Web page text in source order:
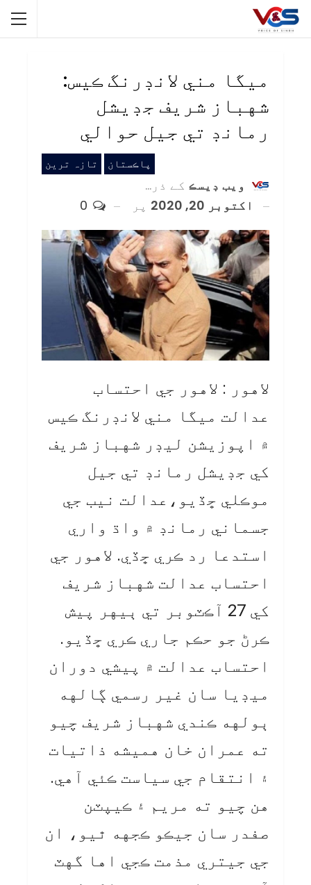
ميگا مني لانڊرنگ ڪيس:
شهباز شريف جڊيشل
رمانڊ تي جيل حوالي
پاڪستان تازہ ترین
ويب ڊيسڪ کے ذریعہ
اکتوبر 20, 2020
پر
لاهور : لاهور جي احتساب
عدالت ميگا مني لانڊرنگ ڪيس
۾ اپوزيشن ليڊر شهباز شريف
کي جڊيشل رمانڊ تي جيل
موڪلي ڇڏيو،عدالت نيب جي
جسماني رمانڊ ۾ واڌ واري
استدعا رد ڪري ڇڏي. لاهور جي
احتساب عدالت شهباز شريف
کي 27 آڪٽوبر تي ٻيهر پيش
ڪرڻ جو حڪم جاري ڪري ڇڏيو.
احتساب عدالت ۾ پيشي دوران
ميڊيا سان غير رسمي ڳالهه
ٻولهه ڪندي شهباز شريف چيو
ته عمران خان هميشه ذاتيات
۽ انتقام جي سياست ڪئي آهي.
هن چيو ته مريم ۽ ڪيپٽن
صفدر سان جيڪو ڪجهه ٿيو، ان
جي جيتري مذمت ڪجي اها گهٽ